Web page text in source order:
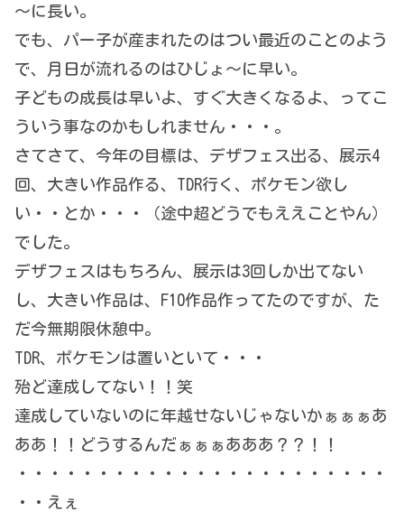
～に長い。
でも、パー子が産まれたのはつい最近のことのよう
で、月日が流れるのはひじょ～に早い。
子どもの成長は早いよ、すぐ大きくなるよ、ってこ
ういう事なのかもしれません・・・。
さてさて、今年の目標は、デザフェス出る、展示4
回、大きい作品作る、TDR行く、ポケモン欲し
い・・とか・・・（途中超どうでもええことやん）
でした。
デザフェスはもちろん、展示は3回しか出てない
し、大きい作品は、F10作品作ってたのですが、た
だ今無期限休憩中。
TDR、ポケモンは置いといて・・・
殆ど達成してない！！笑
達成していないのに年越せないじゃないかぁぁぁあ
ああ！！どうするんだぁぁぁあああ？？！！
・・・・・・・・・・・・・・・・・・・・・・・
・・えぇ